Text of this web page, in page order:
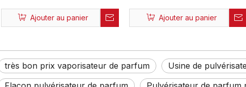
parfum personnalisée
écologique, 20ml, 15ml, 12ml,
fabricant, vente en gros
Ajouter au panier
brume fine en plastique
Portable vide, liquide
vente en gros
Ajouter au panier
très bon prix vaporisateur de parfum Usine de